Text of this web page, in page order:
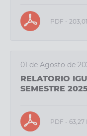
PDF -
01 de Agosto de
RELATORIO
SEMESTRE
PDF - 63,27